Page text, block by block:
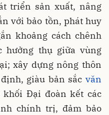
triển sản xuất, nâng
với bảo tồn, phát huy
khoảng cách chênh
hưởng thụ giữa vùng
xây dựng nông thôn
giàu bản sắc văn
khối Đại đoàn kết các
chính trị, đảm bảo